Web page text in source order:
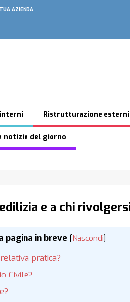
AZIENDA
Ristrutturazione esterni
notizie del giorno
e a chi
pagina in breve [Nascondi]
pratica?
Civile?